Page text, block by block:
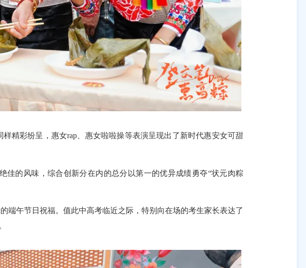
彩纷呈，惠女rap、惠女啦啦操等表演呈现出了新时代惠安女可甜
的风味，综合创新分在内的总分以第一的优异成绩勇夺“状元肉粽
午节日祝福。值此中高考临近之际，特别向在场的考生家长表达了